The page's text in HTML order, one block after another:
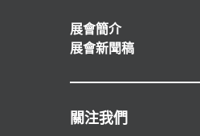
展會簡介
展會新聞稿
關注我們